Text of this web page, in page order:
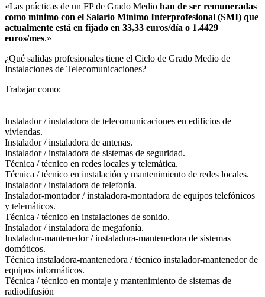
«Las prácticas de un FP de Grado Medio han de ser remuneradas
como mínimo con el Salario Mínimo Interprofesional (SMI) que
actualmente está en fijado en 33,33 euros/día o 1.4429
euros/mes.»
¿Qué salidas profesionales tiene el Ciclo de Grado Medio de
Instalaciones de Telecomunicaciones?​
Trabajar como:
Instalador / instaladora de telecomunicaciones en edificios de
viviendas.
Instalador / instaladora de antenas.
Instalador / instaladora de sistemas de seguridad.
Técnica / técnico en redes locales y telemática.
Técnica / técnico en instalación y mantenimiento de redes locales.
Instalador / instaladora de telefonía.
Instalador-montador / instaladora-montadora de equipos telefónicos
y telemáticos.
Técnica / técnico en instalaciones de sonido.
Instalador / instaladora de megafonía.
Instalador-mantenedor / instaladora-mantenedora de sistemas
domóticos.
Técnica instaladora-mantenedora / técnico instalador-mantenedor de
equipos informáticos.
Técnica / técnico en montaje y mantenimiento de sistemas de
radiodifusión